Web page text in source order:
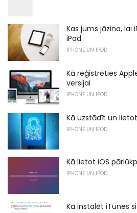
Kas jums jāzina, lai
iPad
IPHONE UN IPOD
Kā reģistrēties
versijai
IPHONE UN IPOD
Kā uzstādīt un
IPHONE UN IPOD
Kā lietot iOS
IPHONE UN IPOD
Kā instalēt iTunes